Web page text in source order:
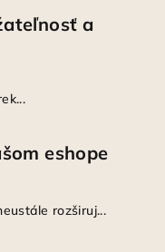
a
eshope
rozširuj...